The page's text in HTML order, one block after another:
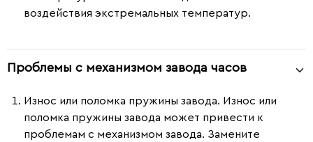
воздействия экстремальных температур.
Проблемы с механизмом завода часов
Износ или поломка пружины завода. Износ или
поломка пружины завода может привести к
проблемам с механизмом завода. Замените